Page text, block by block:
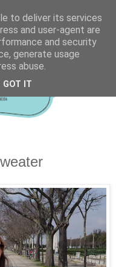
to deliver its services
and user-agent are
and security
generate usage
abuse.
GOT IT